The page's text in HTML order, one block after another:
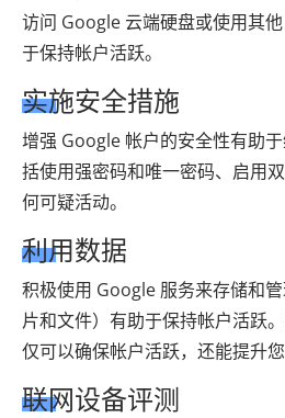
访问 Google 云端硬盘或使用其
于保持帐户活跃。
实施安全措施
增强 Google 帐户的安全性有助
括使用强密码和唯一密码、启用
何可疑活动。
利用数据
积极使用 Google 服务来存储和
片和文件）有助于保持帐户活跃
仅可以确保帐户活跃，还能提升您
联网设备评测